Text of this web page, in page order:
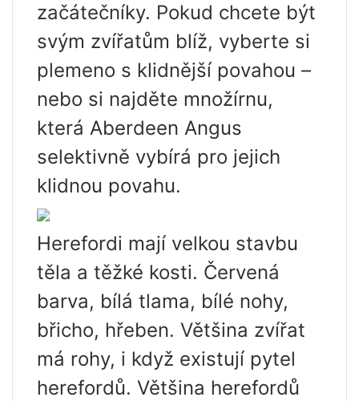
začátečníky. Pokud chcete být
svým zvířatům blíž, vyberte si
plemeno s klidnější povahou –
nebo si najděte množírnu,
která Aberdeen Angus
selektivně vybírá pro jejich
klidnou povahu.
Herefordi mají velkou stavbu
těla a těžké kosti. Červená
barva, bílá tlama, bílé nohy,
břicho, hřeben. Většina zvířat
má rohy, i když existují pytel
herefordů. Většina herefordů